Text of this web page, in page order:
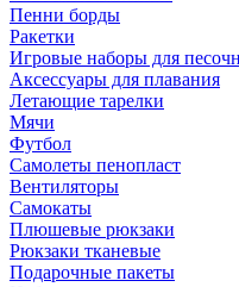
Пенни борды
Ракетки
Игровые наборы для
Аксессуары для плавания
Летающие тарелки
Мячи
Футбол
Самолеты пенопласт
Вентиляторы
Самокаты
Плюшевые рюкзаки
Рюкзаки тканевые
Подарочные пакеты